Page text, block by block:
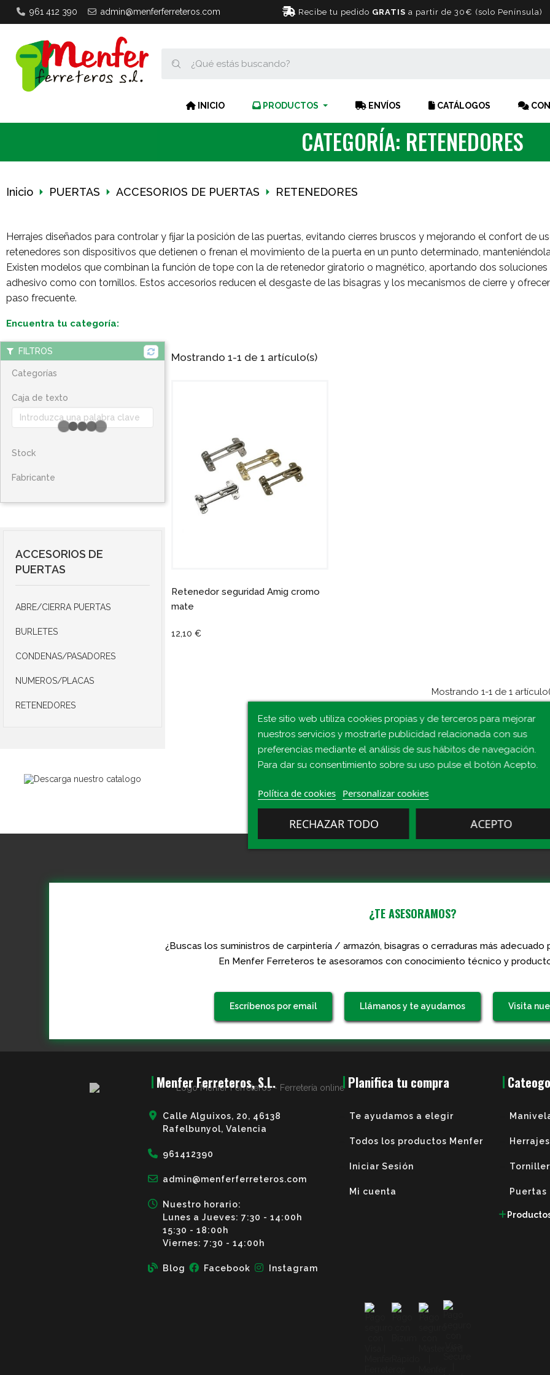
961 412 390 admin@menferferreteros.com Recibe tu pedido GRATIS a partir de 30€ (solo Península)
INICIO PRODUCTOS ENVÍOS CATÁLOGOS
CATEGORÍA: RETENEDORES
Inicio PUERTAS ACCESORIOS DE PUERTAS RETENEDORES
Herrajes diseñados para controlar y fijar la posición de las puertas, evitando cierres bruscos y mejorando el confort de
retenedores son dispositivos que detienen o frenan el movimiento de la puerta en un punto determinado,
Existen modelos que combinan la función de tope con la de retenedor giratorio o magnético, aportando dos
adhesivo como con tornillos. Estos accesorios reducen el desgaste de las bisagras y los mecanismos de cierre y
paso frecuente.
Encuentra tu categoría:
FILTROS
Categorías
Caja de texto
Stock
Fabricante
ACCESORIOS DE
PUERTAS
ABRE/CIERRA PUERTAS
BURLETES
CONDENAS/PASADORES
NUMEROS/PLACAS
RETENEDORES
Mostrando 1-1 de 1 artículo(s)
Retenedor seguridad Amig cromo
mate
12,10 €
Mostrando 1-1 de 1
Este sitio web utiliza cookies propias y de terceros para mejorar
nuestros servicios y mostrarle publicidad relacionada con sus
preferencias mediante el análisis de sus hábitos de navegación.
Para dar su consentimiento sobre su uso pulse el botón Acepto.
Política de cookies Personalizar cookies
RECHAZAR TODO ACEPTO
¿TE ASESORAMOS?
¿Buscas los suministros de carpintería / armazón, bisagras o cerraduras más adecuado
En Menfer Ferreteros te asesoramos con conocimiento técnico y
Escríbenos por email Llámanos y te ayudamos Visita
Menfer Ferreteros, S.L.
Calle Alguixos, 20, 46138
Rafelbunyol, Valencia
961412390
admin@menferferreteros.com
Nuestro horario:
Lunes a Jueves: 7:30 - 14:00h
15:30 - 18:00h
Viernes: 7:30 - 14:00h
Blog Facebook Instagram
Planifica tu compra
Te ayudamos a elegir
Todos los productos Menfer
Iniciar Sesión
Mi cuenta
Herrajes
Puertas